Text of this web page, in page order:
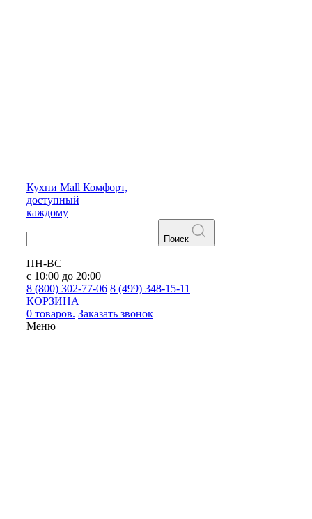
Кухни Mall Комфорт,
доступный
каждому
Поиск
ПН-ВС
с 10:00 до 20:00
8 (800) 302-77-06 8 (499) 348-15-11
КОРЗИНА
0 товаров. Заказать звонок
Меню